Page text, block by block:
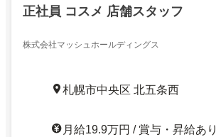
正社員 コスメ 店舗スタッフ
株式会社マッシュホールディングス
札幌市中央区 北五条西
月給19.9万円 / 賞与・昇給あり